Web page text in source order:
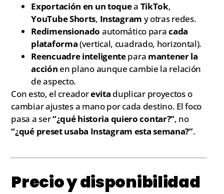
Exportación en un toquea TikTok,
YouTube Shorts, Instagram y otras redes.
Redimensionado automático paracada
plataforma(vertical, cuadrado, horizontal).
Reencuadre inteligentepara mantener la
acción en plano aunque cambie la relación
de aspecto.
Con esto, el creadorevita duplicar proyectos o
cambiar ajustes a mano por cada destino. El foco
pasa a ser“¿qué historia quiero contar?”, no
“¿qué preset usaba Instagram esta semana?”.
Precio y disponibilidad